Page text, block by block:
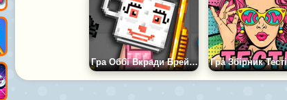
Гра Оббі Вкради Брейнрот Плейграунд